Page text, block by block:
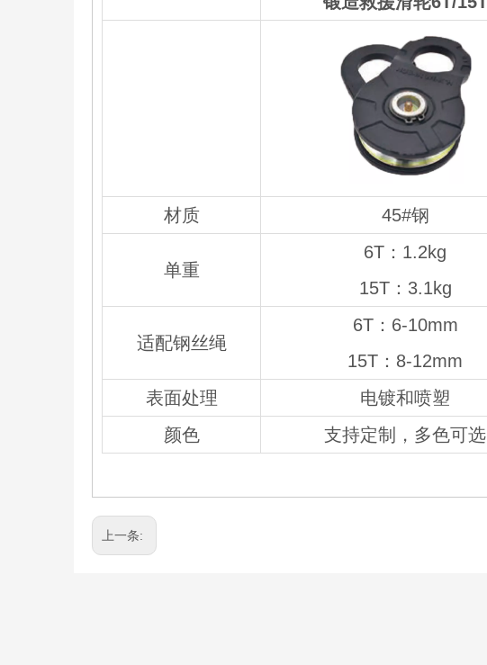
材质 45#钢
单重
6T：1.2kg
15T：3.1kg
适配钢丝绳
6T：6-10mm
15T：8-12mm
表面处理 电镀和喷塑
颜色
支持定制，多色可选
上一条: